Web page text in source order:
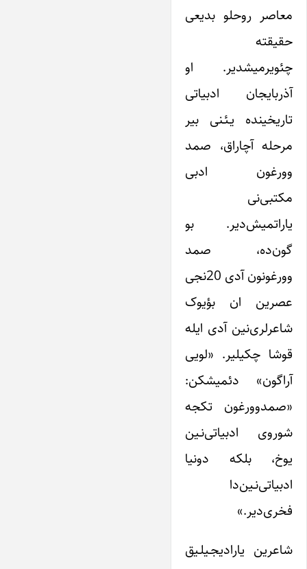
معاصر روحلو بدیعی
حقیقته
چئویرمیشدیر. او
آذربایجان ادبیاتی
تاریخینده یـئـنی بیر
مرحله آچاراق، صمد
وورغون ادبی
مکتبی‌نی
یاراتمیش‌دیر. بو
گون‌ده، صمد
وورغونون آدی 20نجی
عصرین ان بؤیوک
شاعرلری‌نین آدی ایله
قوشا چکیلیر. «لویی
آراگون» دئمیشکن:
«صمدوورغون تکجه
شوروی ادبیاتی‌نـین
یوخ، بلکه دونیا
ادبیاتی‌نـین‌دا
فخری‌دیر.»
شاعرین یارادیجـیلـیق